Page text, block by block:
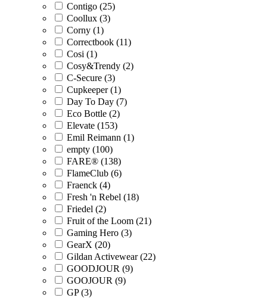
Contigo (25)
Coollux (3)
Corny (1)
Correctbook (11)
Cosi (1)
Cosy&Trendy (2)
C-Secure (3)
Cupkeeper (1)
Day To Day (7)
Eco Bottle (2)
Elevate (153)
Emil Reimann (1)
empty (100)
FARE® (138)
FlameClub (6)
Fraenck (4)
Fresh 'n Rebel (18)
Friedel (2)
Fruit of the Loom (21)
Gaming Hero (3)
GearX (20)
Gildan Activewear (22)
GOODJOUR (9)
GOOJOUR (9)
GP (3)